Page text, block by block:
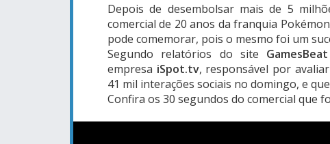
Depois de desembolsar mais de 5
comercial de 20 anos da franquia
pode comemorar, pois o mesmo foi um
Segundo relatórios do site GamesBeat
empresa iSpot.tv, responsável por
41 mil interações sociais no domingo, e
Confira os 30 segundos do comercial que